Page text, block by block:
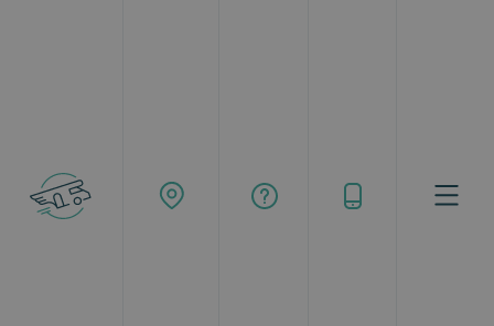
Buscar